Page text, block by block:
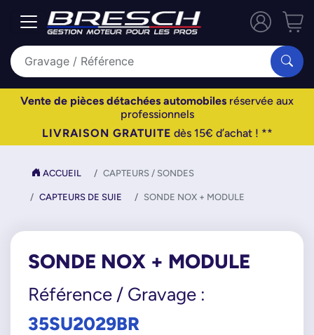
Vente de pièces détachées automobiles réservée aux
professionnels
LIVRAISON GRATUITE dès 15€ d’achat ! **
ACCUEIL CAPTEURS / SONDES
CAPTEURS DE SUIE SONDE NOX + MODULE
SONDE NOX + MODULE
Référence / Gravage :
35SU2029BR